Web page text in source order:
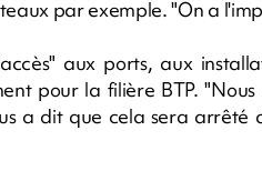
par exemple. "On a
aux ports, aux
pour la filière BTP.
a dit que cela sera arrêté